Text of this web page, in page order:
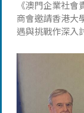
《澳門企業社
商會邀請香港大
遇與挑戰作深入